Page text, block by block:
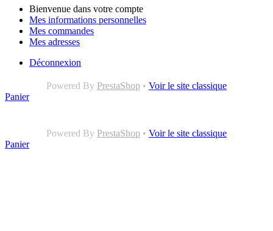
Bienvenue dans votre compte
Mes informations personnelles
Mes commandes
Mes adresses
Déconnexion
Powered By PrestaShop • Voir le site classique
Panier
Powered By PrestaShop • Voir le site classique
Panier